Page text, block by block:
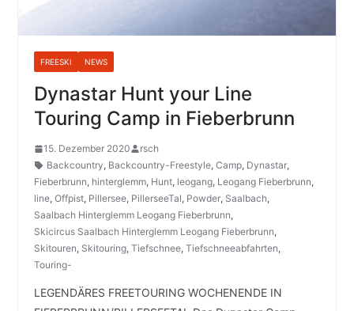
FREESKI NEWS
Dynastar Hunt your Line
Touring Camp in Fieberbrunn
15. Dezember 2020
rsch
Backcountry, Backcountry-Freestyle, Camp, Dynastar,
Fieberbrunn, hinterglemm, Hunt, leogang, Leogang Fieberbrunn,
line, Offpist, Pillersee, PillerseeTal, Powder, Saalbach,
Saalbach Hinterglemm Leogang Fieberbrunn,
Skicircus Saalbach Hinterglemm Leogang Fieberbrunn,
Skitouren, Skitouring, Tiefschnee, Tiefschneeabfahrten,
Touring-
LEGENDÄRES FREETOURING WOCHENENDE IN